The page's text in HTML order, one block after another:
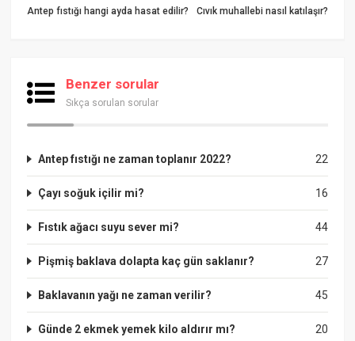
Antep fıstığı hangi ayda hasat edilir? Cıvık muhallebi nasıl katılaşır?
Benzer sorular
Sıkça sorulan sorular
22
Antep fıstığı ne zaman toplanır 2022?
16
Çayı soğuk içilir mi?
44
Fıstık ağacı suyu sever mi?
27
Pişmiş baklava dolapta kaç gün saklanır?
45
Baklavanın yağı ne zaman verilir?
20
Günde 2 ekmek yemek kilo aldırır mı?